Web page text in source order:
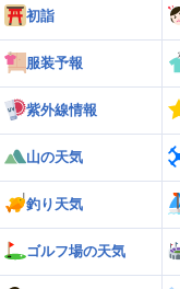
初詣
服装予報
紫外線情報
山の天気
釣り天気
ゴルフ場の天気